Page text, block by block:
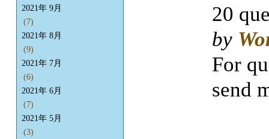
2021年 9月
(7)
2021年 8月
(9)
2021年 7月
(6)
2021年 6月
(7)
2021年 5月
(3)
20
by
For
send